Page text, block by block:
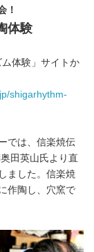
！
体験
体験」サイトか
shigarhythm-
では、信楽焼伝
田英山氏より直
ました。信楽焼
作陶し、穴窯で